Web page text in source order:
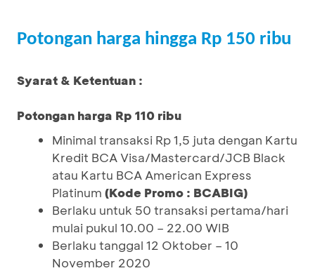
Potongan harga hingga Rp 150 ribu
Syarat & Ketentuan :
Potongan harga Rp 110 ribu
Minimal transaksi Rp 1,5 juta dengan Kartu
Kredit BCA Visa/Mastercard/JCB Black
atau Kartu BCA American Express
Platinum (Kode Promo : BCABIG)
Berlaku untuk 50 transaksi pertama/hari
mulai pukul 10.00 – 22.00 WIB
Berlaku tanggal 12 Oktober – 10
November 2020